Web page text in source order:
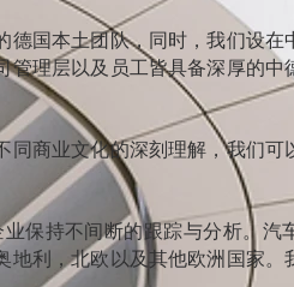
国本土团队，同时，我们设在
理层以及员工皆具备深厚的中
商业文化的深刻理解，我们可
保持不间断的跟踪与分析。汽
利，北欧以及其他欧洲国家。